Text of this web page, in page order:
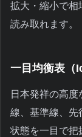
拡大・縮小で相
読み取れます。
一目均衡表（
日本発祥の高
線、基準線、先
状態を一目で把